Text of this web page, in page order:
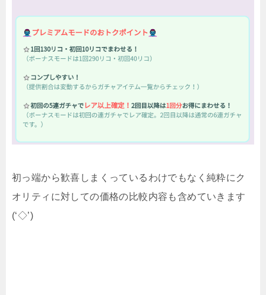
初っ端から歓喜しまくっているわけでもなく純粋にク
オリティに対しての価格の比較内容も含めていきます
(‘◇’)ゞ